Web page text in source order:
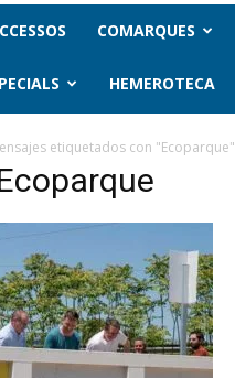
COMARQUES
HEMEROTECA
etiquetados con "Ecoparque"